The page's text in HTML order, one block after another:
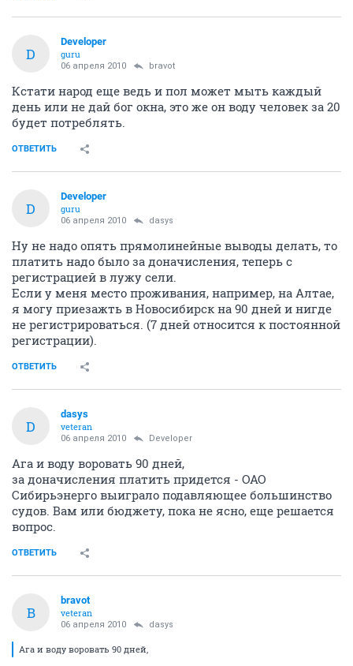
D
Developer
guru
06 апреля 2010 bravot
Кстати народ еще ведь и пол может мыть каждый
день или не дай бог окна, это же он воду человек за 20
будет потреблять.
ОТВЕТИТЬ
D
Developer
guru
06 апреля 2010 dasys
Ну не надо опять прямолинейные выводы делать, то
платить надо было за доначисления, теперь с
регистрацией в лужу сели.
Если у меня место проживания, например, на Алтае,
я могу приезажть в Новосибирск на 90 дней и нигде
не регистрироваться. (7 дней относится к постоянной
регистрации).
ОТВЕТИТЬ
D
dasys
veteran
06 апреля 2010 Developer
Ага и воду воровать 90 дней,
за доначисления платить придется - ОАО
Сибирьэнерго выиграло подавляющее большинство
судов. Вам или бюджету, пока не ясно, еще решается
вопрос.
ОТВЕТИТЬ
B
bravot
veteran
06 апреля 2010 dasys
Ага и воду воровать 90 дней,